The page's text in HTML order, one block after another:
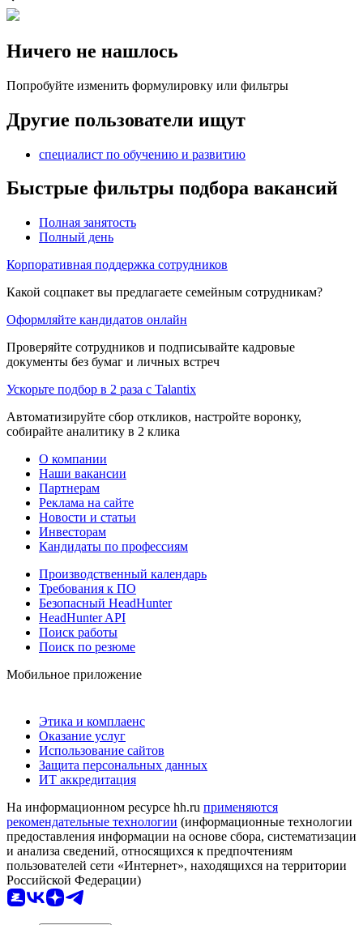
Ничего не нашлось
Попробуйте изменить формулировку или фильтры
Другие пользователи ищут
специалист по обучению и развитию
Быстрые фильтры подбора вакансий
Полная занятость
Полный день
Корпоративная поддержка сотрудников
Какой соцпакет вы предлагаете семейным сотрудникам?
Оформляйте кандидатов онлайн
Проверяйте сотрудников и подписывайте кадровые
документы без бумаг и личных встреч
Ускорьте подбор в 2 раза с Talantix
Автоматизируйте сбор откликов, настройте воронку,
собирайте аналитику в 2 клика
О компании
Наши вакансии
Партнерам
Реклама на сайте
Новости и статьи
Инвесторам
Кандидаты по профессиям
Производственный календарь
Требования к ПО
Безопасный HeadHunter
HeadHunter API
Поиск работы
Поиск по резюме
Мобильное приложение
Этика и комплаенс
Оказание услуг
Использование сайтов
Защита персональных данных
ИТ аккредитация
На информационном ресурсе hh.ru применяются
рекомендательные технологии (информационные технологии
предоставления информации на основе сбора, систематизации
и анализа сведений, относящихся к предпочтениям
пользователей сети «Интернет», находящихся на территории
Российской Федерации)